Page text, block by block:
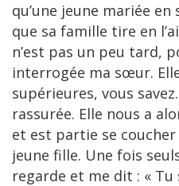
qu’une jeune mariée
que sa famille tire en
n’est pas un peu tard,
interrogée ma sœur.
supérieures, vous
rassurée. Elle nous a
et est partie se
jeune fille. Une fois
regarde et me dit : « Tu